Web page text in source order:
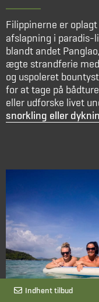
Indhent tilbud
Filippinerne er
afslapning i paradis-
blandt andet
ægte strandferie
og uspoleret
for at tage på
eller udforske livet
snorkling eller